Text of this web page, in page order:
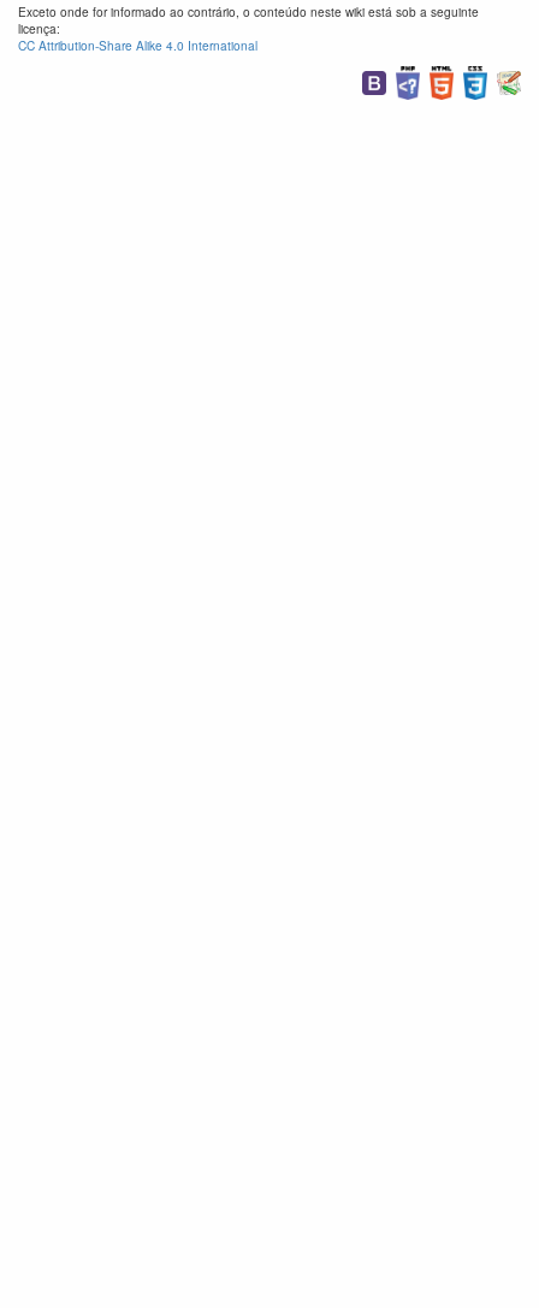
Exceto onde for informado ao contrário, o conteúdo neste wiki está sob a seguinte
licença:
CC Attribution-Share Alike 4.0 International